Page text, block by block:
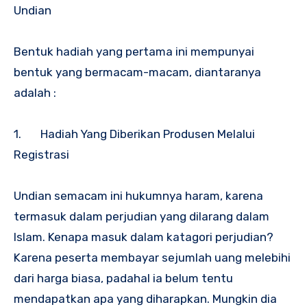
Undian
Bentuk hadiah yang pertama ini mempunyai
bentuk yang bermacam-macam, diantaranya
adalah :
1. Hadiah Yang Diberikan Produsen Melalui
Registrasi
Undian semacam ini hukumnya haram, karena
termasuk dalam perjudian yang dilarang dalam
Islam. Kenapa masuk dalam katagori perjudian?
Karena peserta membayar sejumlah uang melebihi
dari harga biasa, padahal ia belum tentu
mendapatkan apa yang diharapkan. Mungkin dia